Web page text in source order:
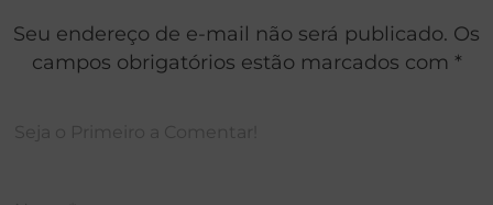
Seu endereço de e-mail não será publicado. Os
campos obrigatórios estão marcados com *